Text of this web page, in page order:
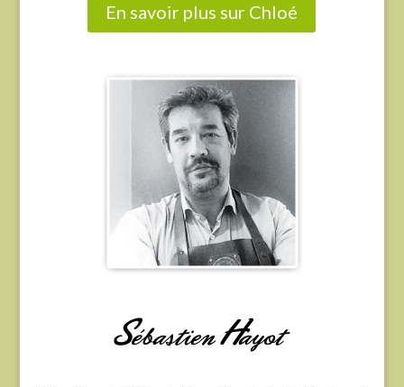
En savoir plus sur Chloé